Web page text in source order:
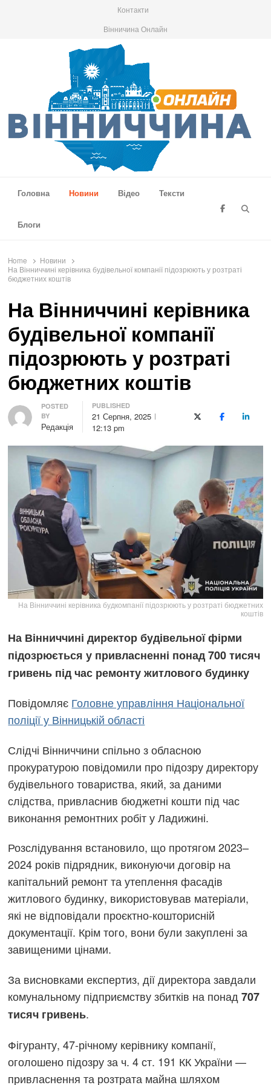
Контакти
Вінничина Онлайн
Головна
Новини Відео Тексти
Блоги
Home
Новини
На Вінниччині керівника будівельної компанії підозрюють у розтраті
бюджетних коштів
На Вінниччині керівника
будівельної компанії
підозрюють у розтраті
бюджетних коштів
Author
POSTED
BY
Редакція
PUBLISHED
21 Серпня, 2025
12:13 pm
X (Twitter)Facebook
На Вінниччині керівника будкомпанії підозрюють у розтраті бюджетних
коштів
На Вінниччині директор будівельної фірми
підозрюється у привласненні понад 700 тисяч
гривень під час ремонту житлового будинку
Повідомляє Головне управління Національної
поліції у Вінницькій області
Слідчі Вінниччини спільно з обласною
прокуратурою повідомили про підозру директору
будівельного товариства, який, за даними
слідства, привласнив бюджетні кошти під час
виконання ремонтних робіт у Ладижині.
Розслідування встановило, що протягом 2023–
2024 років підрядник, виконуючи договір на
капітальний ремонт та утеплення фасадів
житлового будинку, використовував матеріали,
які не відповідали проєктно-кошторисній
документації. Крім того, вони були закуплені за
завищеними цінами.
За висновками експертиз, дії директора завдали
комунальному підприємству збитків на понад707
тисяч гривень.
Фігуранту, 47-річному керівнику компанії,
оголошено підозру за ч. 4 ст. 191 КК України —
привласнення та розтрата майна шляхом